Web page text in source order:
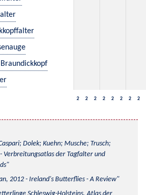
2 2 2 2 2 2 2 2
Dolek; Kuehn; Musche; Trusch;
Verbreitungsatlas der Tagfalter und
2012 - Ireland's Butterflies - A Review